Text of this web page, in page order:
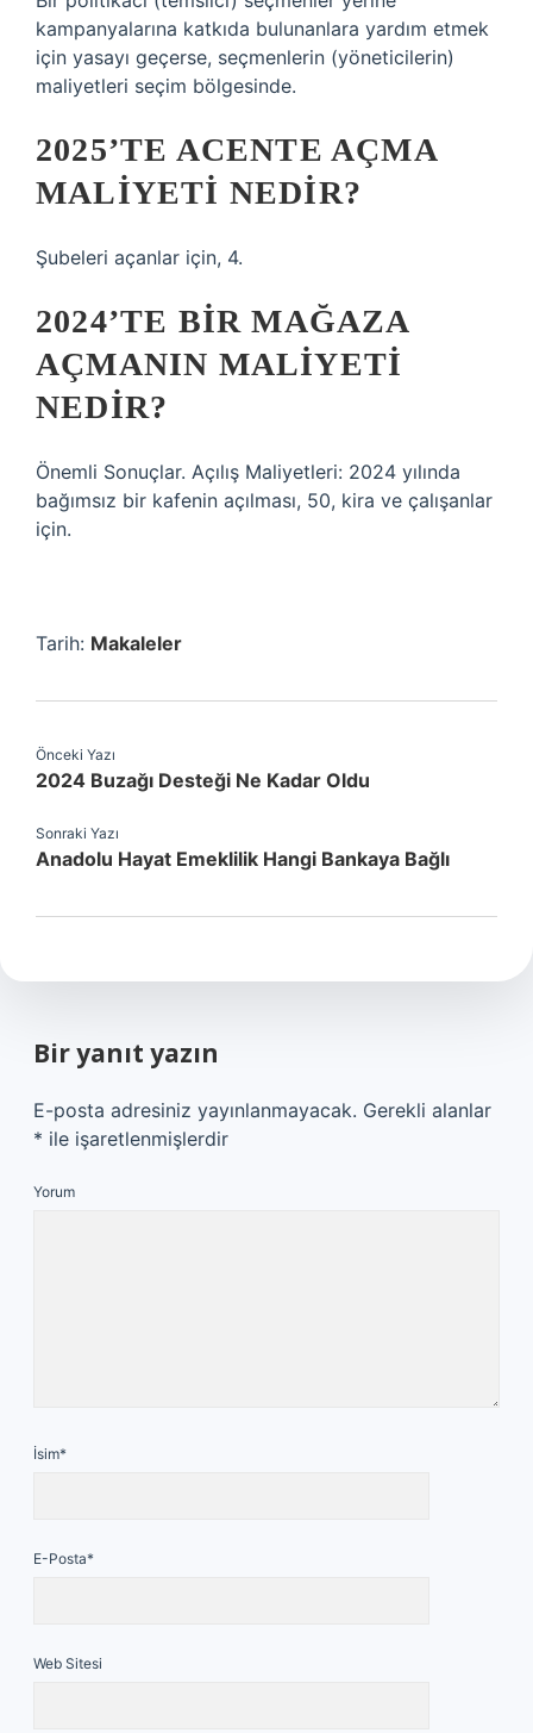
kampanyalarına katkıda bulunanlara yardım etmek
için yasayı geçerse, seçmenlerin (yöneticilerin)
maliyetleri seçim bölgesinde.
2025’TE ACENTE AÇMA
MALIYETI NEDIR?
Şubeleri açanlar için, 4.
2024’TE BIR MAĞAZA
AÇMANIN MALIYETI
NEDIR?
Önemli Sonuçlar. Açılış Maliyetleri: 2024 yılında
bağımsız bir kafenin açılması, 50, kira ve çalışanlar
için.
Tarih: Makaleler
Önceki Yazı
2024 Buzağı Desteği Ne Kadar Oldu
Sonraki Yazı
Anadolu Hayat Emeklilik Hangi Bankaya Bağlı
Bir yanıt yazın
E-posta adresiniz yayınlanmayacak. Gerekli alanlar
* ile işaretlenmişlerdir
Yorum
İsim*
E-Posta*
Web Sitesi